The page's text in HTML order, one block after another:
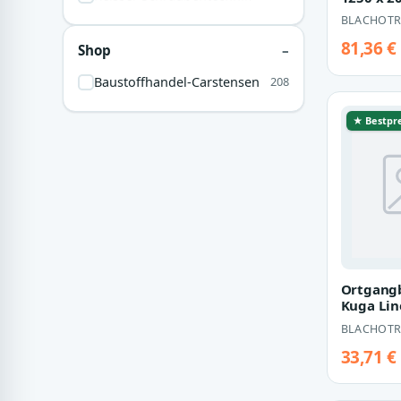
Shop
Baustoffhandel-Carstensen 208
Stärke
81,36 €
★
Kuga
100 x
Länge
33,71 €